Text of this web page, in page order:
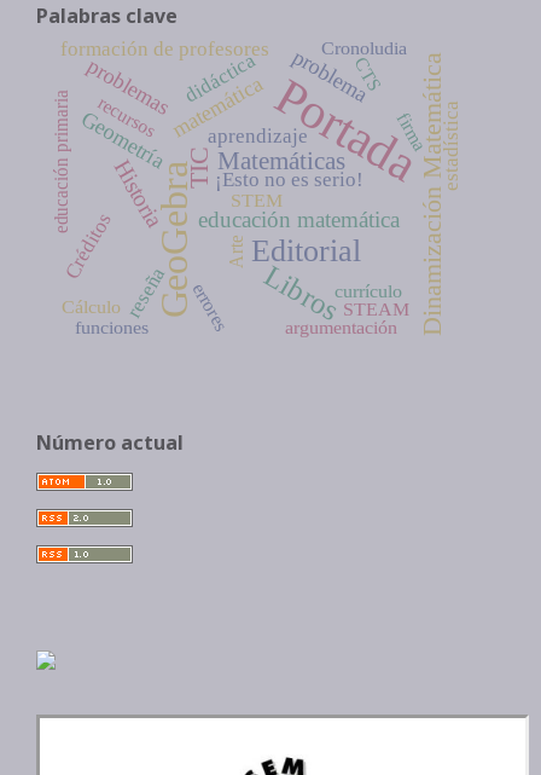
Palabras clave
Portada
GeoGebra Editorial
Libros
TIC Dinamización Matemática
Matemáticas
educación matemática
Historia
matemática problema
Geometría
problemas
estadística
¡Esto no es serio!
reseña
Créditos
formación de profesores
aprendizaje
didáctica
educación primaria STEM
errores
firma
argumentación
Arte
Cronoludia
currículo
recursos
Cálculo
funciones
CTS
STEAM
Número actual